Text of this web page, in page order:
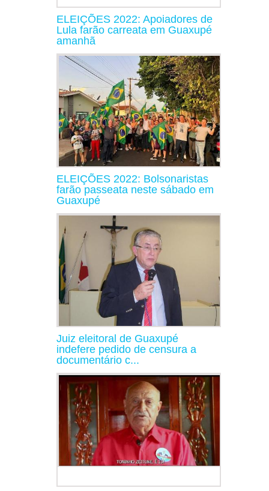
ELEIÇÕES 2022: Apoiadores de
Lula farão carreata em Guaxupé
amanhã
ELEIÇÕES 2022: Bolsonaristas
farão passeata neste sábado em
Guaxupé
Juiz eleitoral de Guaxupé
indefere pedido de censura a
documentário c...